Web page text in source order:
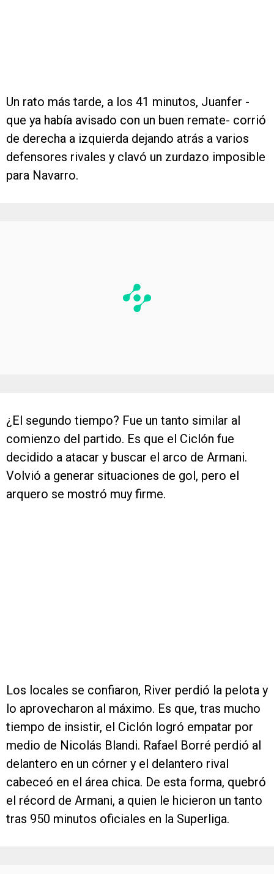
Un rato más tarde, a los 41 minutos, Juanfer -
que ya había avisado con un buen remate- corrió
de derecha a izquierda dejando atrás a varios
defensores rivales y clavó un zurdazo imposible
para Navarro.
¿El segundo tiempo? Fue un tanto similar al
comienzo del partido. Es que el Ciclón fue
decidido a atacar y buscar el arco de Armani.
Volvió a generar situaciones de gol, pero el
arquero se mostró muy firme.
Los locales se confiaron, River perdió la pelota y
lo aprovecharon al máximo. Es que, tras mucho
tiempo de insistir, el Ciclón logró empatar por
medio de Nicolás Blandi. Rafael Borré perdió al
delantero en un córner y el delantero rival
cabeceó en el área chica. De esta forma, quebró
el récord de Armani, a quien le hicieron un tanto
tras 950 minutos oficiales en la Superliga.